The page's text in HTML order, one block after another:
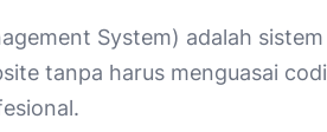
System) adalah
tanpa harus menguasai